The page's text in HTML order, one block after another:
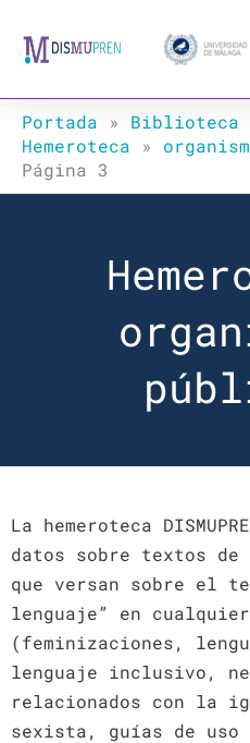
Portada » Biblioteca
Hemeroteca »
Página 3
La hemeroteca
datos sobre textos de
que versan sobre el
lenguaje” en
(feminizaciones,
lenguaje inclusivo,
relacionados con la
sexista, guías de